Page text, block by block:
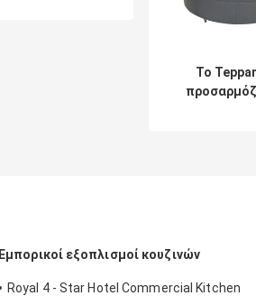
Το
Εμπορικοί εξοπλισμοί κουζινών
Royal 4 - Star Hotel Commercial Kitchen